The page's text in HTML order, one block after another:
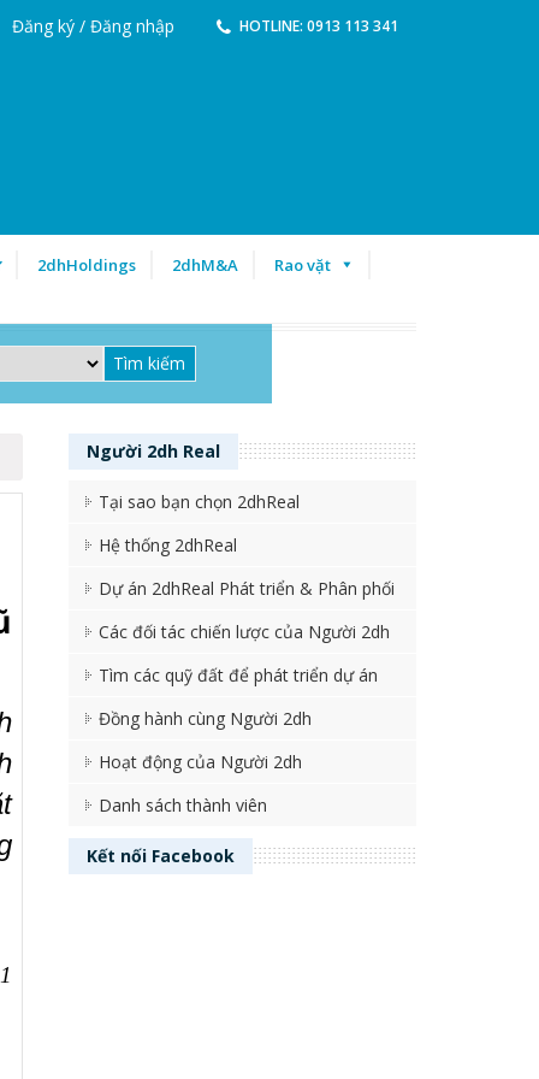
HOTLINE: 0913 113 341
Đăng ký / Đăng nhập
2dhHoldings 2dhM&A
Rao vặt
Người 2dh Real
Tại sao bạn chọn 2dhReal
Hệ thống 2dhReal
Dự án 2dhReal Phát triển & Phân phối
Các đối tác chiến lược của Người 2dh
Tìm các quỹ đất để phát triển dự án
Đồng hành cùng Người 2dh
Hoạt động của Người 2dh
Danh sách thành viên
Kết nối Facebook